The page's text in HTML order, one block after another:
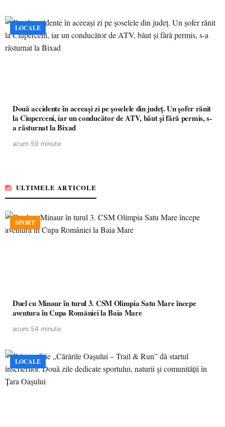
LOCALE
Două accidente în aceeași zi pe șoselele din județ. Un șofer rănit
la Ciuperceni, iar un conducător de ATV, băut și fără permis, s-
a răsturnat la Bixad
acum 59 minute
ULTIMELE ARTICOLE
SPORT
Duel cu Minaur în turul 3. CSM Olimpia Satu Mare începe
aventura în Cupa României la Baia Mare
acum 54 minute
LOCALE